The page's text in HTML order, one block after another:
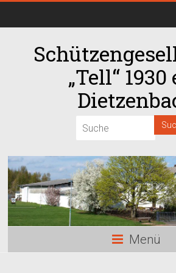
„Tell“ 1930
Menü
02:00
04:00